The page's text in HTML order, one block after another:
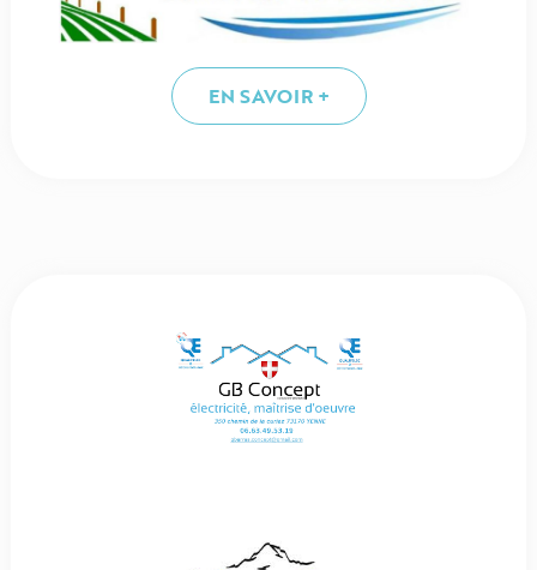
EN SAVOIR +